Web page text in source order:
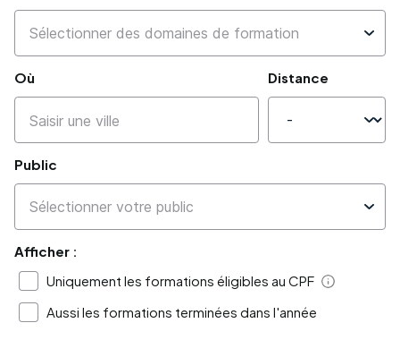
Où Distance
Public
Afficher :
Uniquement les formations éligibles au CPF
Aide
Aussi les formations terminées dans l'année